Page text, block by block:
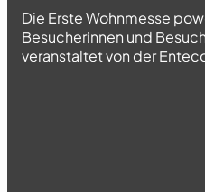
Die Erste Wohnmesse
Besucherinnen und
veranstaltet von der